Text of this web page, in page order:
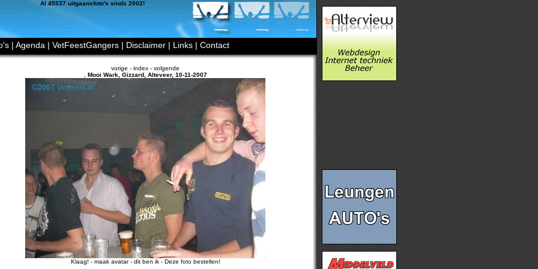
Al 45537 uitgaansfoto's sinds 2002!
| Agenda | VetFeestGangers | Disclaimer | Links | Contact
vorige - index - volgende
Mooi Wark, Gizzard, Alteveer, 10-11-2007
Klaag! - maak avatar- dit ben ik- Deze foto bestellen!